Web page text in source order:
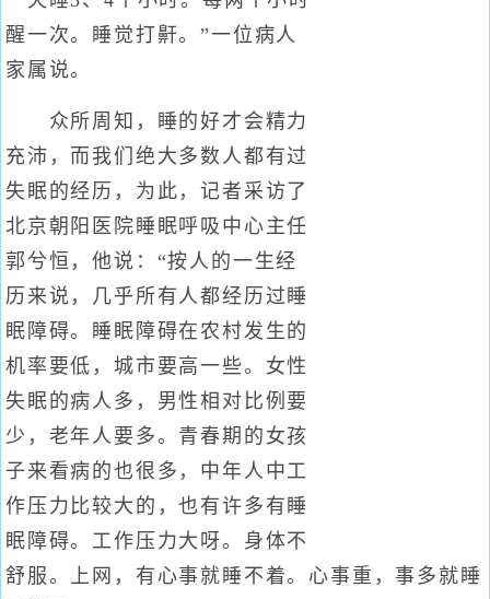
醒一次。睡觉打鼾。”一位病人
家属说。
众所周知，睡的好才会精力
充沛，而我们绝大多数人都有过
失眠的经历，为此，记者采访了
北京朝阳医院睡眠呼吸中心主任
郭兮恒，他说：“按人的一生经
历来说，几乎所有人都经历过睡
眠障碍。睡眠障碍在农村发生的
机率要低，城市要高一些。女性
失眠的病人多，男性相对比例要
少，老年人要多。青春期的女孩
子来看病的也很多，中年人中工
作压力比较大的，也有许多有睡
眠障碍。工作压力大呀。身体不
舒服。上网，有心事就睡不着。心事重，事多就睡